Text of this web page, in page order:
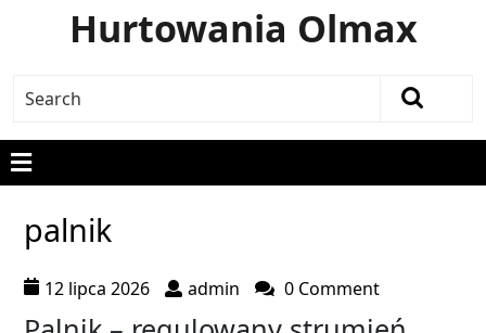
Hurtowania Olmax
palnik
12 lipca 2026 admin 0 Comment